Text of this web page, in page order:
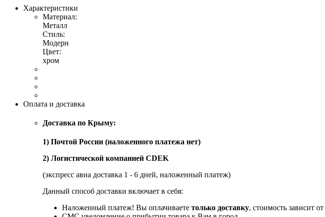
Характеристики
Материал:
Металл
Стиль:
Модерн
Цвет:
хром
Оплата и доставка
Доставка по Крыму:
1) Почтой России (наложенного платежа нет)
2) Логистической компанией CDEK
(экспресс авиа доставка 1 - 6 дней, наложенный платеж)
Данный способ доставки включает в себя:
Наложенный платеж! Вы оплачиваете только доставку, стоимость зависит